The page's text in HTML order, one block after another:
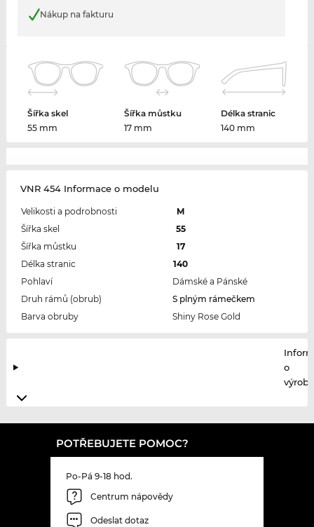
Nákup na fakturu
Šířka skel
55 mm
Šířka můstku
17 mm
Délka stranic
140 mm
VNR 454 Informace o modelu
Velikosti a podrobnosti
M
Šířka skel
55
Šířka můstku
17
Délka stranic
140
Pohlaví
Dámské a Pánské
Druh rámů (obrub)
S plným rámečkem
Barva obruby
Shiny Rose Gold
o
POTŘEBUJETE POMOC?
Po-Pá 9-18 hod.
Centrum nápovědy
Odeslat dotaz